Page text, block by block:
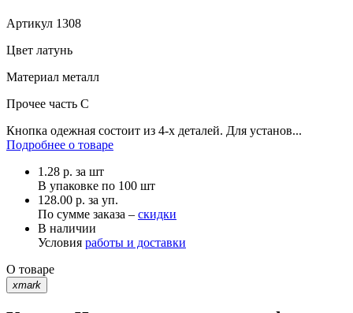
Артикул 1308
Цвет латунь
Материал металл
Прочее часть С
Кнопка одежная состоит из 4-х деталей. Для установ...
Подробнее о товаре
1.28 р. за шт
В упаковке по 100 шт
128.00 р. за уп.
По сумме заказа – скидки
В наличии
Условия работы и доставки
О товаре
xmark